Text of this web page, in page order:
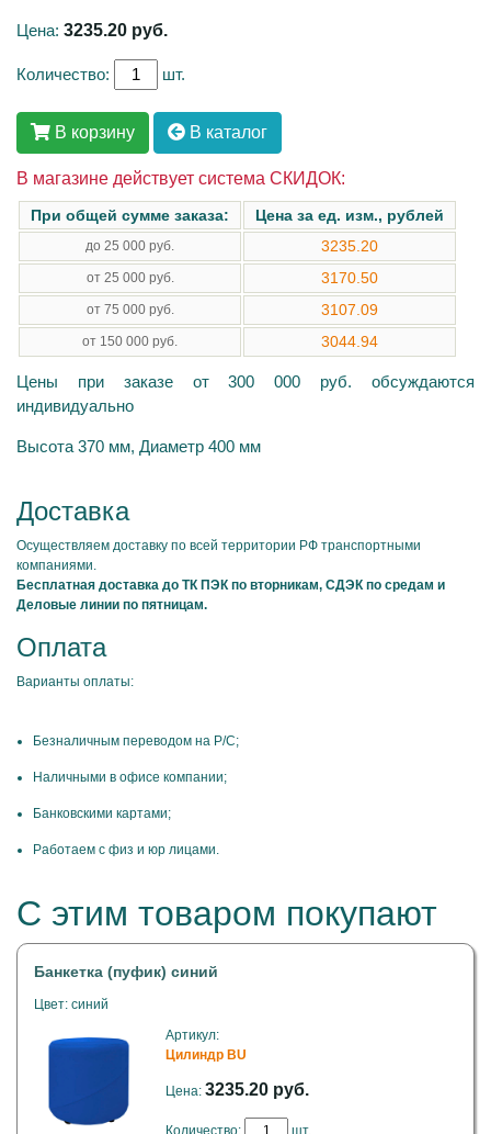
Цена: 3235.20 руб.
Количество: шт.
В корзину В каталог
В магазине действует система СКИДОК:
При общей сумме заказа: Цена за ед. изм., рублей
до 25 000 руб. 3235.20
от 25 000 руб. 3170.50
от 75 000 руб. 3107.09
от 150 000 руб. 3044.94
Цены при заказе от 300 000 руб. обсуждаются
индивидуально
Высота 370 мм, Диаметр 400 мм
Доставка
Осуществляем доставку по всей территории РФ транспортными
компаниями.
Бесплатная доставка до ТК ПЭК по вторникам, СДЭК по средам и
Деловые линии по пятницам.
Оплата
Варианты оплаты:
Безналичным переводом на Р/С;
Наличными в офисе компании;
Банковскими картами;
Работаем с физ и юр лицами.
С этим товаром покупают
Банкетка (пуфик) синий
Цвет: синий
Артикул:
Цилиндр BU
Цена: 3235.20 руб.
Количество: шт.